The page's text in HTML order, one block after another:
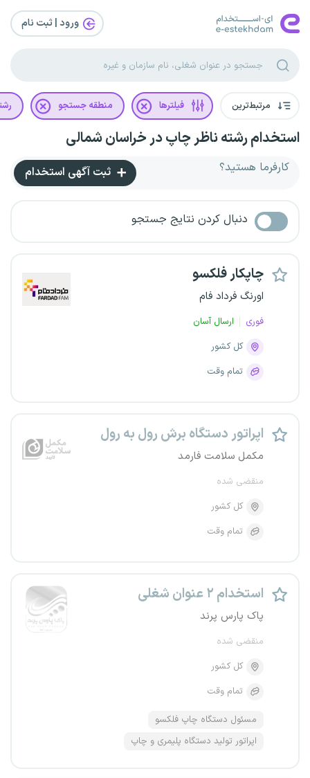
ورود | ثبت‌ نام
مرتبط‌ترین فیلترها منطقه جستجو
استخدام رشته ناظر چاپ در خراسان شمالی
کارفرما هستید؟ ثبت آگهی استخدام
دنبال کردن نتایج جستجو
چاپکار فلکسو
اورنگ فرداد فام
فوری
ارسال آسان
کل کشور
تمام وقت
اپراتور دستگاه برش رول به رول
مکمل سلامت فارمد
منقضی شده
کل کشور
تمام وقت
استخدام ۲ عنوان شغلی
پاک پارس پرند
منقضی شده
کل کشور
تمام وقت
مسئول دستگاه چاپ فلکسو
اپراتور تولید دستگاه پلیمری و چاپ